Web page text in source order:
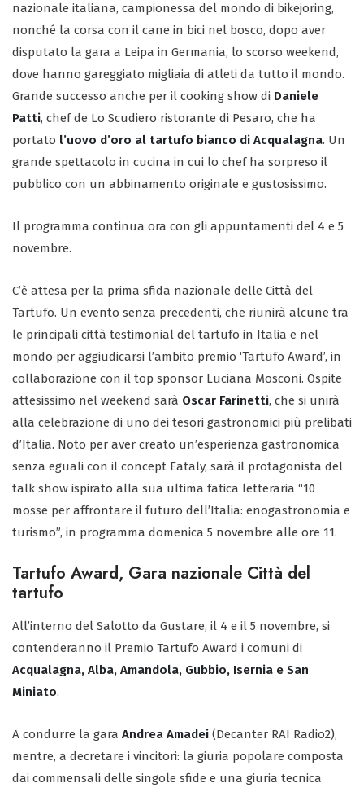
nazionale italiana, campionessa del mondo di bikejoring,
nonché la corsa con il cane in bici nel bosco, dopo aver
disputato la gara a Leipa in Germania, lo scorso weekend,
dove hanno gareggiato migliaia di atleti da tutto il mondo.
Grande successo anche per il cooking show di Daniele
Patti, chef de Lo Scudiero ristorante di Pesaro, che ha
portato l’uovo d’oro al tartufo bianco di Acqualagna. Un
grande spettacolo in cucina in cui lo chef ha sorpreso il
pubblico con un abbinamento originale e gustosissimo.
Il programma continua ora con gli appuntamenti del 4 e 5
novembre.
C’è attesa per la prima sfida nazionale delle Città del
Tartufo. Un evento senza precedenti, che riunirà alcune tra
le principali città testimonial del tartufo in Italia e nel
mondo per aggiudicarsi l’ambito premio ‘Tartufo Award’, in
collaborazione con il top sponsor Luciana Mosconi. Ospite
attesissimo nel weekend sarà Oscar Farinetti, che si unirà
alla celebrazione di uno dei tesori gastronomici più prelibati
d’Italia. Noto per aver creato un’esperienza gastronomica
senza eguali con il concept Eataly, sarà il protagonista del
talk show ispirato alla sua ultima fatica letteraria “10
mosse per affrontare il futuro dell’Italia: enogastronomia e
turismo”, in programma domenica 5 novembre alle ore 11.
Tartufo Award, Gara nazionale Città del
tartufo
All’interno del Salotto da Gustare, il 4 e il 5 novembre, si
contenderanno il Premio Tartufo Award i comuni di
Acqualagna, Alba, Amandola, Gubbio, Isernia e San
Miniato.
A condurre la gara Andrea Amadei (Decanter RAI Radio2),
mentre, a decretare i vincitori: la giuria popolare composta
dai commensali delle singole sfide e una giuria tecnica